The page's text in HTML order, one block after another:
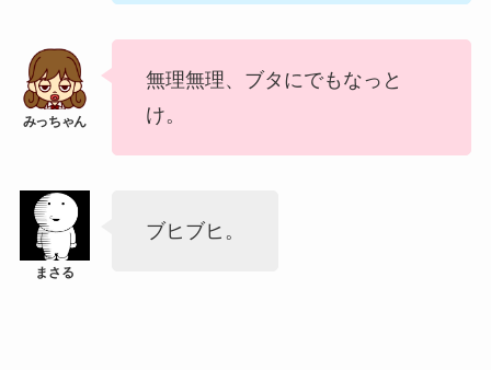
無理無理、ブタにでもなっと
け。
ブヒブヒ。